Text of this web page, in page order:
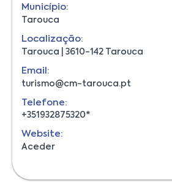
Município:
Tarouca
Localização:
Tarouca | 3610-142 Tarouca
Email:
turismo@cm-tarouca.pt
Telefone:
+351932875320*
Website:
Aceder